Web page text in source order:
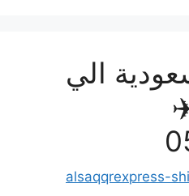
الي
alsaqqrexpress-